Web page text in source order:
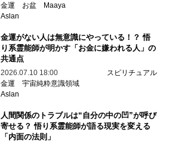
金運
お盆
Maaya
Aslan
金運がない人は無意識にやっている！？ 悟
り系霊能師が明かす「お金に嫌われる人」の
共通点
2026.07.10 18:00
スピリチュアル
金運 宇宙純粋意識領域
Aslan
人間関係のトラブルは“自分の中の凹”が呼び
寄せる？ 悟り系霊能師が語る現実を変える
「内面の法則」